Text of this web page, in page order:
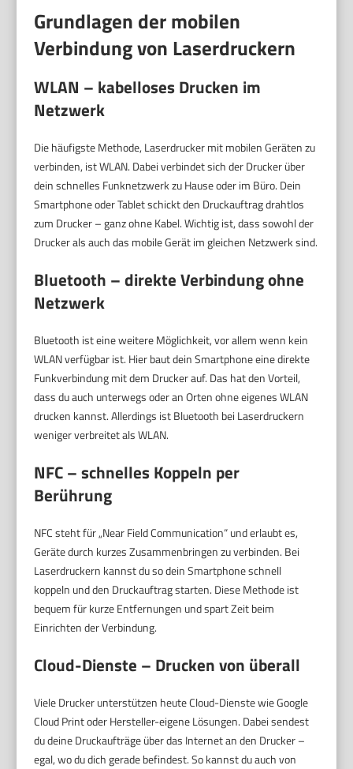
Grundlagen der mobilen
Verbindung von Laserdruckern
WLAN – kabelloses Drucken im
Netzwerk
Die häufigste Methode, Laserdrucker mit mobilen Geräten zu
verbinden, ist WLAN. Dabei verbindet sich der Drucker über
dein schnelles Funknetzwerk zu Hause oder im Büro. Dein
Smartphone oder Tablet schickt den Druckauftrag drahtlos
zum Drucker – ganz ohne Kabel. Wichtig ist, dass sowohl der
Drucker als auch das mobile Gerät im gleichen Netzwerk sind.
Bluetooth – direkte Verbindung ohne
Netzwerk
Bluetooth ist eine weitere Möglichkeit, vor allem wenn kein
WLAN verfügbar ist. Hier baut dein Smartphone eine direkte
Funkverbindung mit dem Drucker auf. Das hat den Vorteil,
dass du auch unterwegs oder an Orten ohne eigenes WLAN
drucken kannst. Allerdings ist Bluetooth bei Laserdruckern
weniger verbreitet als WLAN.
NFC – schnelles Koppeln per
Berührung
NFC steht für „Near Field Communication“ und erlaubt es,
Geräte durch kurzes Zusammenbringen zu verbinden. Bei
Laserdruckern kannst du so dein Smartphone schnell
koppeln und den Druckauftrag starten. Diese Methode ist
bequem für kurze Entfernungen und spart Zeit beim
Einrichten der Verbindung.
Cloud-Dienste – Drucken von überall
Viele Drucker unterstützen heute Cloud-Dienste wie Google
Cloud Print oder Hersteller-eigene Lösungen. Dabei sendest
du deine Druckaufträge über das Internet an den Drucker –
egal, wo du dich gerade befindest. So kannst du auch von